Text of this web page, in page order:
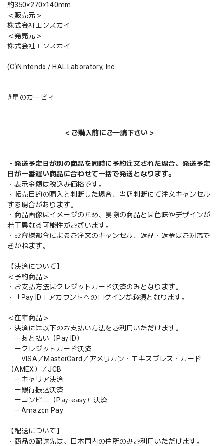
約350×270×140mm
＜販売元＞
株式会社エンスカイ
＜発売元＞
株式会社エンスカイ
(C)Nintendo / HAL Laboratory, Inc.
#星のカービィ
＜ご購入前にご一読下さい＞
・発送予定日が別の商品を同時に予約注文された場合、発送予定
日が一番遅い商品に合わせて一括で発送となります。
・表示金額は税込み価格です。
・転売目的の購入と判断した場合、当店判断にて注文キャンセル
する場合があります。
・商品画像はイメージのため、実際の商品とは色味やデザインが
若干異なる可能性がございます。
・お客様都合によるご注文のキャンセル、返品・返金はご対応で
きかねます。
【決済について】
＜予約商品＞
・お支払方法はクレジットカード決済のみとなります。
・「Pay ID」アカウントへのログインが必須となります。
＜在庫商品＞
・決済には以下のお支払い方法をご利用いただけます。
ーあと払い（Pay ID）
ークレジットカード決済
VISA／MasterCard／アメリカン・エキスプレス・カード
（AMEX）／JCB
ーキャリア決済
ー銀行振込決済
ーコンビニ（Pay-easy）決済
ーAmazon Pay
【配送について】
・商品の配送先は、日本国内の住所のみご利用いただけます。